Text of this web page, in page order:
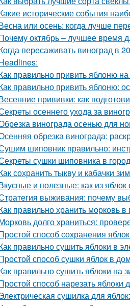
исторические события
или осень: когда лучше
октябрь – лучшее время
пересаживать виноград в
правильно привить яблоню
правильно привить яблоню:
прививки: как
осеннего ухода за
винограда осенью для
обрезка винограда:
шиповник правильно:
сушки шиповника в
сохранить тыкву и кабачки
и полезные: как из яблок
выживания: почему
правильно хранить морковь
долго храниться:
способ сохранения
правильно сушить яблоки в
способ сушки яблок в
правильно сушить яблоки на
способ нарезать яблоки
сушилка для